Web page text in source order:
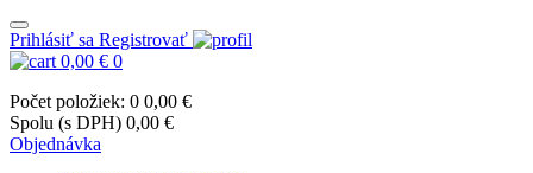
Prihlásiť sa Registrovať
0,00 € 0
Počet položiek: 0 0,00 €
Spolu (s DPH) 0,00 €
Objednávka